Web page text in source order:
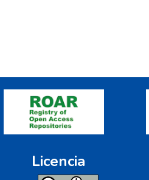
Licencia